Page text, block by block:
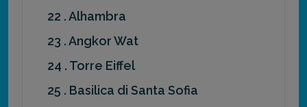
22 . Alhambra
23 . Angkor Wat
24 . Torre Eiffel
25 . Basilica di Santa Sofia